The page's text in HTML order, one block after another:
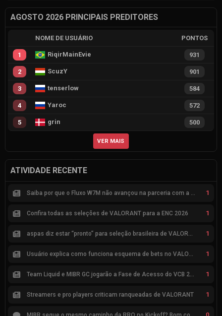
AGOSTO 2026 PRINCIPAIS PREDITORES
NOME DE USUÁRIO PONTOS
1 RiqirMainEvie 931
2 ScuzY 901
3 tenserlow 584
4 Yaroc 572
5 grin 500
VER MAIS
ATIVIDADE RECENTE
Saiba por que o Fluxo W7M não avançou na parceria com a Riot 1
Confira todas as seleções de VALORANT para a ENC 2026 1
aspas diz estar “pronto” para seleção brasileira de VALORANT 1
Usuário explica como funciona esquema de bets no VALORANT 1
Team Liquid e MIBR GC jogarão a Fase de Acesso do VCB 2026 1
Streamers e pro players criticam ranqueadas de VALORANT 1